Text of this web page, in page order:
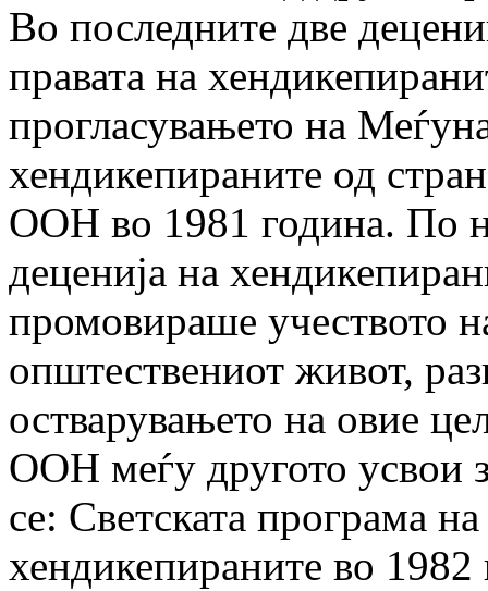
Во последните две
правата на
прогласувањето на
хендикепираните од
ООН во 1981 година. По
деценија на
промовираше учеството
општествениот живот,
остварувањето на овие
ООН меѓу другото усвои
се: Светската програма
хендикепираните во